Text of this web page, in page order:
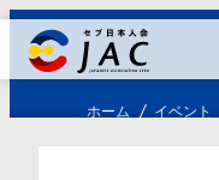
ホーム イベント